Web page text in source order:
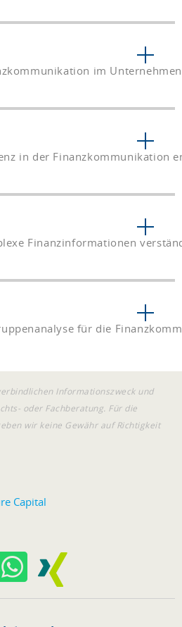
im
in der Finanzkommunikation
Finanzinformationen
für die
Informationszweck und
oder Fachberatung. Für die
wir keine Gewähr auf Richtigkeit
Capital